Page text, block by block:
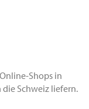
Shops in
Schweiz liefern.